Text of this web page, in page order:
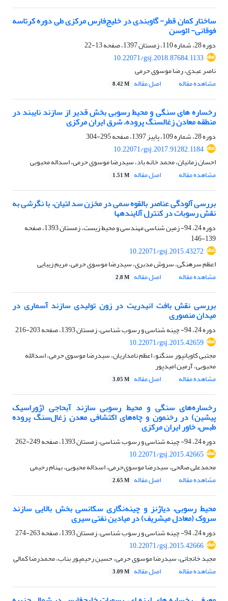
ساختار کمان قطر- گاوبندی در خلیج‌فارس مرکزی طی دوره کرتاسه
فوقانی- ائوسن
دوره 28، شماره 110، زمستان 1397، صفحه
13-22
10.22071/gsj.2018.87684.1133
ناصر عبدی، رضا موسوی حرمی
مشاهده مقاله
اصل مقاله 8.42 M
رخساره های سنگی و محیط رسوبی بخش قدیر از سازند نایبند در
منطقه معادن زغالسنگ پروده، شرق ایران مرکزی
دوره 28، شماره 109، پاییز 1397، صفحه
295-304
10.22071/gsj.2017.91282.1184
احسان زمانیان، محمد خانه باد، سیدرضا موسوی حرمی، اسداله محبوبی
مشاهده مقاله
اصل مقاله 1.51 M
بررسی آلودگی عناصر بالقوه سمی در مخزن سد لتیان، با نگرشی به
نقش رسوبات در کنترل آلاینده‏ها
دوره 24، 94- زمین شناسی مهندسی و محیط زیست، زمستان 1393، صفحه
139-146
10.22071/gsj.2015.43272
اعظم سرهنگی، سروش مدبری، سیدرضا موسوی حرمی، مریم زیبایی
مشاهده مقاله
اصل مقاله 2.8 M
بررسی نقش بافت انیدریت در زون تولیدی سازند آسماری در
میدان منصوری
دوره 24، 94- چینه شناسی و رسوب شناسی، زمستان 1393، صفحه
203-216
10.22071/gsj.2015.42659
مجتبی کاویانپور سنگنو، اعظم نامداریان، سیدرضا موسوی حرمی، اسدالله
محبوبی، آرمین امیدپور
مشاهده مقاله
اصل مقاله 3.05 M
رخساره‌های سنگی و محیط رسوبی سازند آبحاجی (ژوراسیک
پیشین) در رخنمون و چاه‌های اکتشافی معدن زغال‌سنگ پروده
طبس، خاور ایران مرکزی
دوره 24، 94- چینه شناسی و رسوب شناسی، زمستان 1393، صفحه
249-262
10.22071/gsj.2015.42665
محمدعلی صالحی، سیدرضا موسوی‌حرمی، اسداله محبوبی، بهنام رحیمی
مشاهده مقاله
اصل مقاله 2.65 M
محیط رسوبی، دیاژنز و چینه‌نگاری سکانسی بخش بالایی سازند
سروک (معادل میشریف) در میادین نفتی سیری
دوره 24، 94- چینه شناسی و رسوب شناسی، زمستان 1393، صفحه
263-274
10.22071/gsj.2015.42666
مجید خانجانی، سیدرضا موسوی حرمی، حسین رحیم‎پور بناب، محمدرضا کمالی
مشاهده مقاله
اصل مقاله 3.09 M